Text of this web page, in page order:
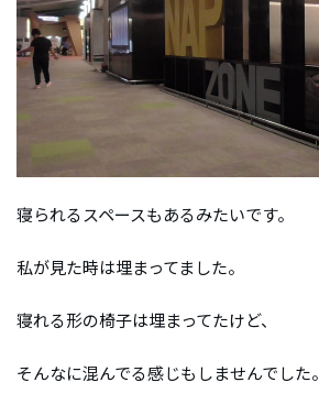
寝られるスペースもあるみたいです。
私が見た時は埋まってました。
寝れる形の椅子は埋まってたけど、
そんなに混んでる感じもしませんでした。